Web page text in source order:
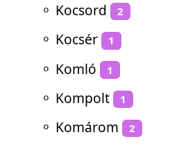
⚬ Kocsord 2
⚬ Kocsér 1
⚬ Komló 1
⚬ Kompolt 1
⚬ Komárom 2